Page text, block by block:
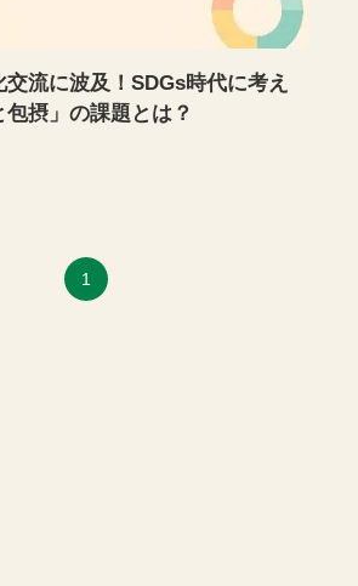
流に波及！SDGs時代に考え
摂」の課題とは？
1